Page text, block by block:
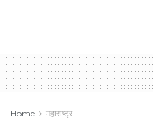
Home महाराष्ट्र